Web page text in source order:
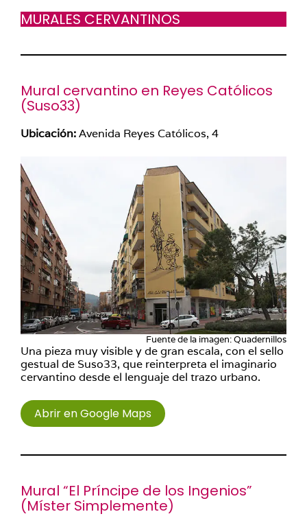
MURALES CERVANTINOS
Mural cervantino en Reyes Católicos
(Suso33)
Ubicación:Avenida Reyes Católicos, 4
Fuente de la imagen: Quadernillos
Una pieza muy visible y de gran escala, con el sello
gestual de Suso33, que reinterpreta el imaginario
cervantino desde el lenguaje del trazo urbano.
Abrir en Google Maps
Mural “El Príncipe de los Ingenios”
(Míster Simplemente)